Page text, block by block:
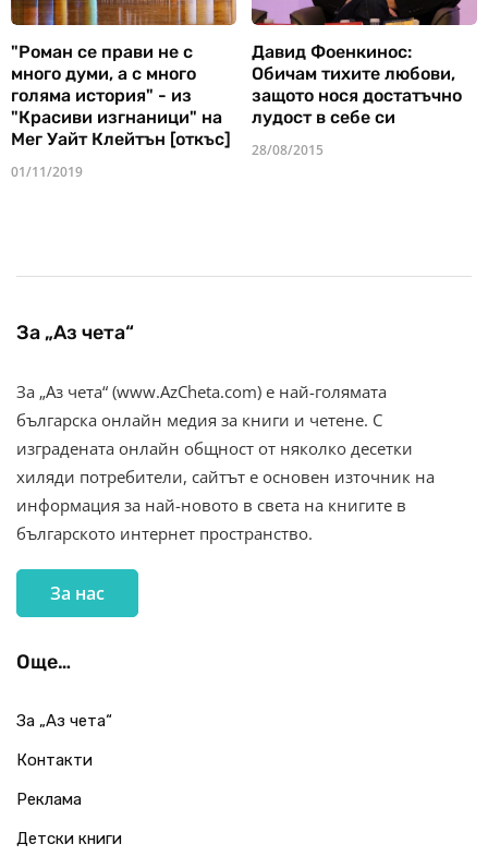
"Роман се прави не с
много думи, а с много
голяма история" - из
"Красиви изгнаници" на
Мег Уайт Клейтън [откъс]
01/11/2019
Давид Фоенкинос:
Обичам тихите любови,
защото нося достатъчно
лудост в себе си
28/08/2015
За „Аз чета“
За „Аз чета“ (www.AzCheta.com) е най-голямата
българска онлайн медия за книги и четене. С
изградената онлайн общност от няколко десетки
хиляди потребители, сайтът е основен източник на
информация за най-новото в света на книгите в
българското интернет пространство.
За нас
Още…
За „Аз чета“
Контакти
Реклама
Детски книги